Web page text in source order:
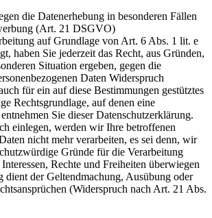
die Datenerhebung in besonderen Fällen
(Art. 21 DSGVO)
auf Grundlage von Art. 6 Abs. 1 lit. e
haben Sie jederzeit das Recht, aus Gründen,
Situation ergeben, gegen die
Daten Widerspruch
für ein auf diese Bestimmungen gestütztes
Rechtsgrundlage, auf denen eine
Sie dieser Datenschutzerklärung.
einlegen, werden wir Ihre betroffenen
nicht mehr verarbeiten, es sei denn, wir
Gründe für die Verarbeitung
Rechte und Freiheiten überwiegen
dient der Geltendmachung, Ausübung oder
(Widerspruch nach Art. 21 Abs.